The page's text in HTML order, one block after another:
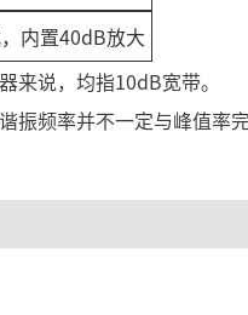
内置40dB放大
来说，均指10dB宽带。
振频率并不一定与峰值率